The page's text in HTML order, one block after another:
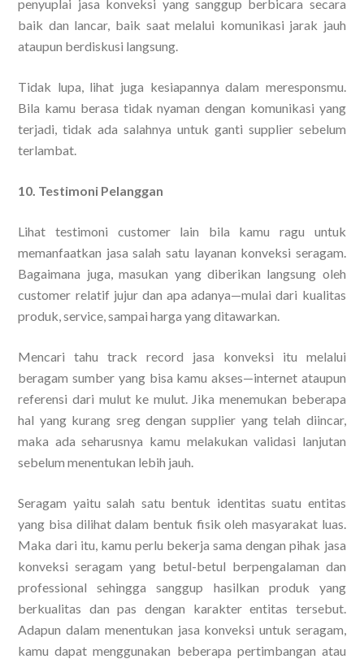
penyuplai jasa konveksi yang sanggup berbicara secara
baik dan lancar, baik saat melalui komunikasi jarak jauh
ataupun berdiskusi langsung.
Tidak lupa, lihat juga kesiapannya dalam meresponsmu.
Bila kamu berasa tidak nyaman dengan komunikasi yang
terjadi, tidak ada salahnya untuk ganti supplier sebelum
terlambat.
10. Testimoni Pelanggan
Lihat testimoni customer lain bila kamu ragu untuk
memanfaatkan jasa salah satu layanan konveksi seragam.
Bagaimana juga, masukan yang diberikan langsung oleh
customer relatif jujur dan apa adanya—mulai dari kualitas
produk, service, sampai harga yang ditawarkan.
Mencari tahu track record jasa konveksi itu melalui
beragam sumber yang bisa kamu akses—internet ataupun
referensi dari mulut ke mulut. Jika menemukan beberapa
hal yang kurang sreg dengan supplier yang telah diincar,
maka ada seharusnya kamu melakukan validasi lanjutan
sebelum menentukan lebih jauh.
Seragam yaitu salah satu bentuk identitas suatu entitas
yang bisa dilihat dalam bentuk fisik oleh masyarakat luas.
Maka dari itu, kamu perlu bekerja sama dengan pihak jasa
konveksi seragam yang betul-betul berpengalaman dan
professional sehingga sanggup hasilkan produk yang
berkualitas dan pas dengan karakter entitas tersebut.
Adapun dalam menentukan jasa konveksi untuk seragam,
kamu dapat menggunakan beberapa pertimbangan atau